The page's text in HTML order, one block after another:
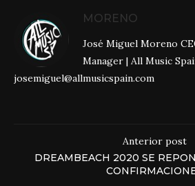
MORENO
José Miguel Moreno
Manager | All Music
josemiguel@allmusicspain.com
Anterior post
DREAMBEACH 2020 SE